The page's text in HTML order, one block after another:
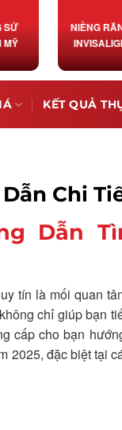
SỨ
MỸ
NIỀNG
KẾT QUẢ
Chi
Dẫn
tín là mối quan
chỉ giúp bạn
cấp cho bạn
2025, đặc biệt tại